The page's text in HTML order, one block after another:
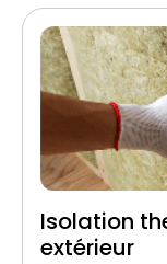
Isolation
extérieur